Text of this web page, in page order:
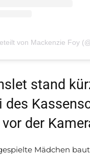
stand
des
vor der
Mädchen